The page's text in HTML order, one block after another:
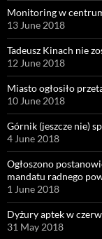
Monitoring w
13 June 2018
Tadeusz Kinach nie
12 June 2018
Miasto ogłosiło
10 June 2018
Górnik (jeszcze nie)
4 June 2018
Ogłoszono
mandatu radnego
1 June 2018
Dyżury aptek w
31 May 2018